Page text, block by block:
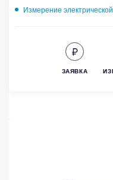
Измерение
ЗАЯВКА